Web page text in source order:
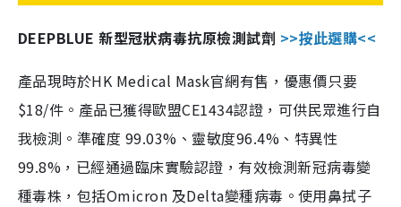
DEEPBLUE 新型冠狀病毒抗原檢測試劑 >>按此選購<<
產品現時於HK Medical Mask官網有售，優惠價只要
$18/件。產品已獲得歐盟CE1434認證，可供民眾進行自
我檢測。準確度 99.03%、靈敏度96.4%、特異性
99.8%，已經通過臨床實驗認證，有效檢測新冠病毒變
種毒株，包括Omicron 及Delta變種病毒。使用鼻拭子